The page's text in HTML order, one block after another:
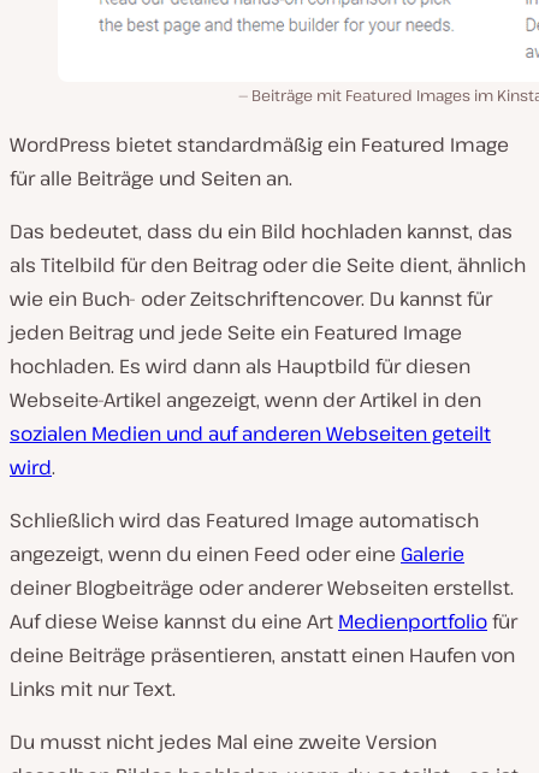
Beiträge mit Featured Images im
WordPress bietet standardmäßig ein Featured Image
für alle Beiträge und Seiten an.
Das bedeutet, dass du ein Bild hochladen kannst, das
als Titelbild für den Beitrag oder die Seite dient, ähnlich
wie ein Buch- oder Zeitschriftencover. Du kannst für
jeden Beitrag und jede Seite ein Featured Image
hochladen. Es wird dann als Hauptbild für diesen
Webseite-Artikel angezeigt, wenn der Artikel in den
sozialen Medien und auf anderen Webseiten geteilt
wird.
Schließlich wird das Featured Image automatisch
angezeigt, wenn du einen Feed oder eine Galerie
deiner Blogbeiträge oder anderer Webseiten erstellst.
Auf diese Weise kannst du eine Art Medienportfoliofür
deine Beiträge präsentieren, anstatt einen Haufen von
Links mit nur Text.
Du musst nicht jedes Mal eine zweite Version